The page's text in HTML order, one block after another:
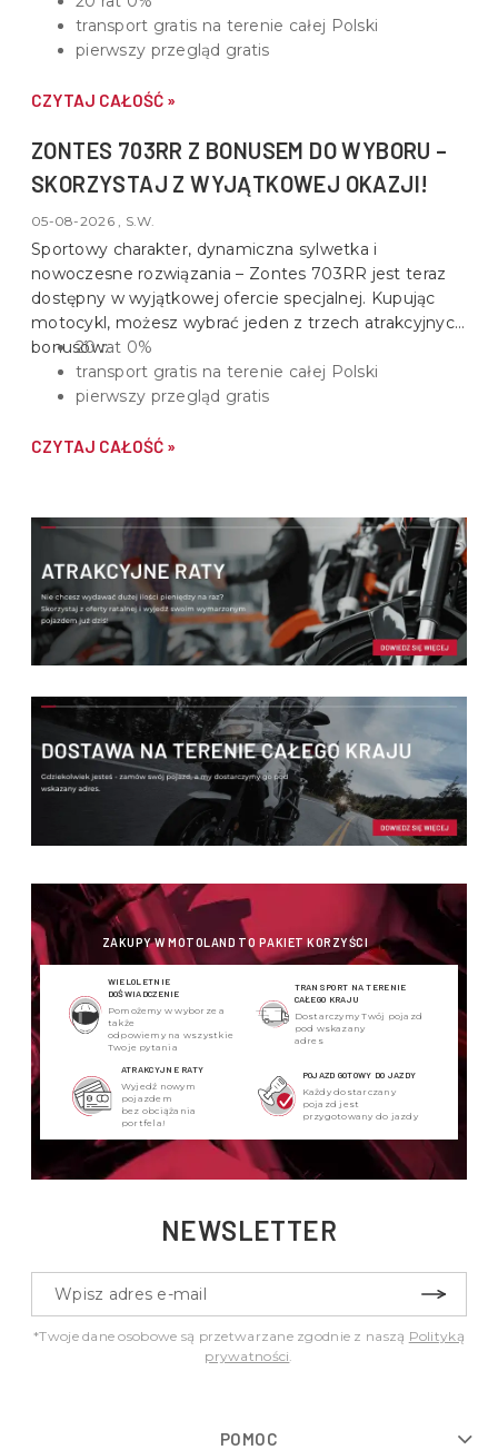
transport gratis na terenie całej Polski
pierwszy przegląd gratis
CZYTAJ CAŁOŚĆ »
ZONTES 703RR Z BONUSEM DO WYBORU –
SKORZYSTAJ Z WYJĄTKOWEJ OKAZJI!
05-08-2026 , S.W.
Sportowy charakter, dynamiczna sylwetka i
nowoczesne rozwiązania – Zontes 703RR jest teraz
dostępny w wyjątkowej ofercie specjalnej. Kupując
motocykl, możesz wybrać jeden z trzech atrakcyjnych
bonusów:20 rat 0%
transport gratis na terenie całej Polski
pierwszy przegląd gratis
CZYTAJ CAŁOŚĆ »
ZAKUPY W MOTOLAND TO PAKIET KORZYŚCI
WIELOLETNIE
DOŚWIADCZENIE
Pomożemy w wyborze a
także
odpowiemy na wszystkie
Twoje pytania
TRANSPORT NA TERENIE
CAŁEGO KRAJU
Dostarczymy Twój pojazd
pod wskazany
adres
ATRAKCYJNE RATY
Wyjedź nowym
pojazdem
bez obciążania
portfela!
POJAZD GOTOWY DO JAZDY
Każdy dostarczany
pojazd jest
przygotowany do jazdy
NEWSLETTER
*Twoje dane osobowe są przetwarzane zgodnie z naszą Polityką
prywatności
POMOC